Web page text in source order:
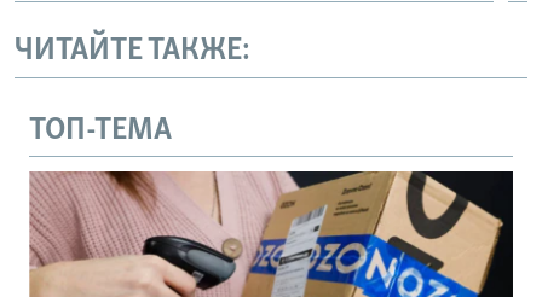
ЧИТАЙТЕ ТАКЖЕ:
ТОП-ТЕМА